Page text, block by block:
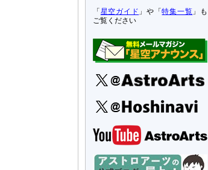
「 星空ガイド 」や「特集一覧 」も
ご覧ください